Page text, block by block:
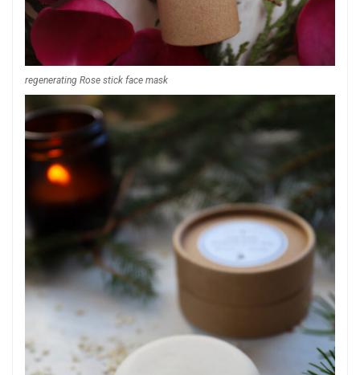
regenerating Rose stick face mask